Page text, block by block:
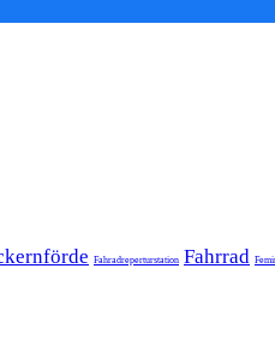
Fahradreperturstation Fahrrad